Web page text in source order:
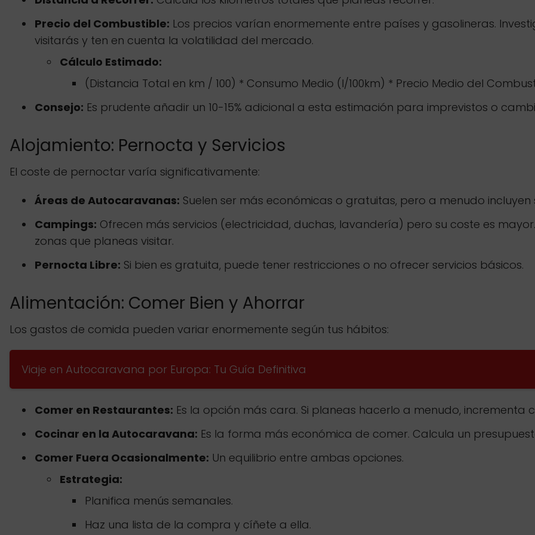
Precio del Combustible: Los precios varían enormemente entre países y gasolineras.
visitarás y ten en cuenta la volatilidad del mercado.
Cálculo Estimado:
(Distancia Total en km / 100) * Consumo Medio (l/100km) * Precio Medio del
Consejo: Es prudente añadir un 10-15% adicional a esta estimación para imprevistos o
Alojamiento: Pernocta y Servicios
El coste de pernoctar varía significativamente:
Áreas de Autocaravanas: Suelen ser más económicas o gratuitas, pero a menudo
Campings: Ofrecen más servicios (electricidad, duchas, lavandería) pero su coste es
zonas que planeas visitar.
Pernocta Libre: Si bien es gratuita, puede tener restricciones o no ofrecer servicios básicos.
Alimentación: Comer Bien y Ahorrar
Los gastos de comida pueden variar enormemente según tus hábitos:
Viaje en Autocaravana por Europa: Tu Guía Definitiva
Comer en Restaurantes: Es la opción más cara. Si planeas hacerlo a menudo,
Cocinar en la Autocaravana: Es la forma más económica de comer. Calcula un
Comer Fuera Ocasionalmente: Un equilibrio entre ambas opciones.
Estrategia:
Planifica menús semanales.
Haz una lista de la compra y cíñete a ella.